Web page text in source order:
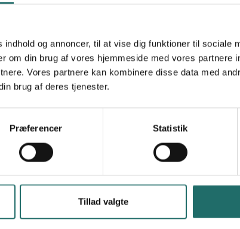
og annoncer, til at vise dig funktioner til sociale
om din brug af vores hjemmeside med vores partnere
Vores partnere kan kombinere disse data med
brug af deres tjenester.
Præferencer Statistik
Tillad valgte
Anstændige jobs og økonomisk vækst
Mindre ulighed
Fred, retfærdighed og stærke
Partnerskaber for handling